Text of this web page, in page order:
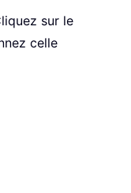
sur le
celle